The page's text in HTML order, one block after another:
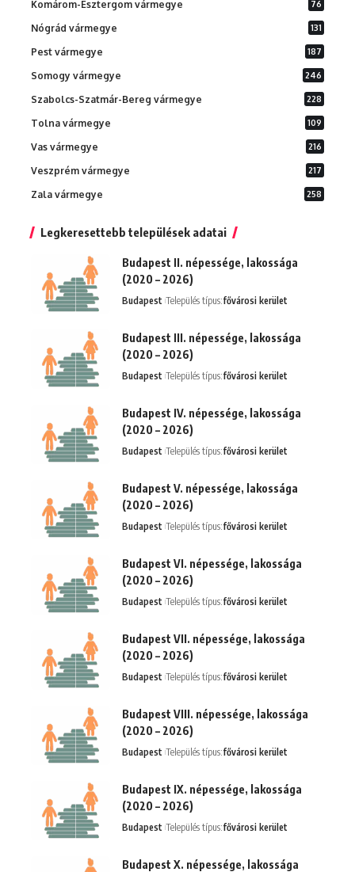
Komárom-Esztergom vármegye 76
Nógrád vármegye 131
Pest vármegye 187
Somogy vármegye 246
Szabolcs-Szatmár-Bereg vármegye 228
Tolna vármegye 109
Vas vármegye 216
Veszprém vármegye 217
Zala vármegye 258
Legkeresettebb települések adatai
Budapest II. népessége, lakossága
(2020 – 2026)
Budapest Település típus:fővárosi kerület
Budapest III. népessége, lakossága
(2020 – 2026)
Budapest Település típus:fővárosi kerület
Budapest IV. népessége, lakossága
(2020 – 2026)
Budapest Település típus:fővárosi kerület
Budapest V. népessége, lakossága
(2020 – 2026)
Budapest Település típus:fővárosi kerület
Budapest VI. népessége, lakossága
(2020 – 2026)
Budapest Település típus:fővárosi kerület
Budapest VII. népessége, lakossága
(2020 – 2026)
Budapest Település típus:fővárosi kerület
Budapest VIII. népessége, lakossága
(2020 – 2026)
Budapest Település típus:fővárosi kerület
Budapest IX. népessége, lakossága
(2020 – 2026)
Budapest Település típus:fővárosi kerület
Budapest X. népessége, lakossága